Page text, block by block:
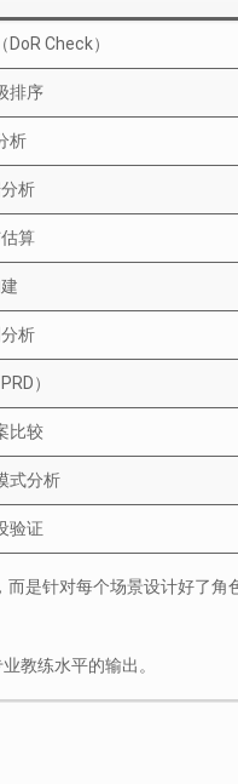
Check）
排序
析
析
算
析
）
比较
式分析
验证
而是针对每个场景设计好了
教练水平的输出。